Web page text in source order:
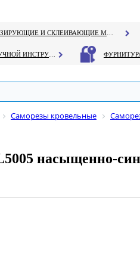
Саморезы кровельные
насыщенно-